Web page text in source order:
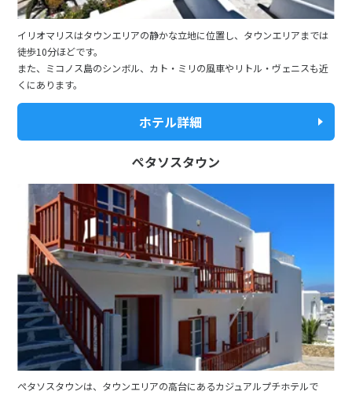
イリオマリスはタウンエリアの静かな立地に位置し、タウンエリアまでは
徒歩10分ほどです。
また、ミコノス島のシンボル、カト・ミリの風車やリトル・ヴェニスも近
くにあります。
ホテル詳細
ぺタソスタウン
ぺタソスタウンは、タウンエリアの高台にあるカジュアルプチホテルで